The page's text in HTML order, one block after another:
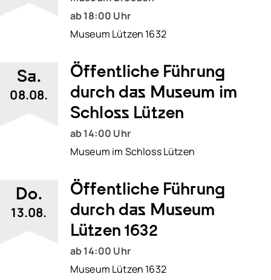
Schlachtfeldpfad
ab 18:00 Uhr
Museum Lützen 1632
Sa.
08.08.
Öffentliche Führung
durch das Museum im
Schloss Lützen
ab 14:00 Uhr
Museum im Schloss Lützen
Do.
13.08.
Öffentliche Führung
durch das Museum
Lützen 1632
ab 14:00 Uhr
Museum Lützen 1632